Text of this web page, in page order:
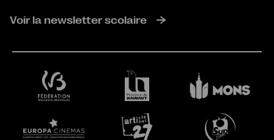
Voir la newsletter scolaire